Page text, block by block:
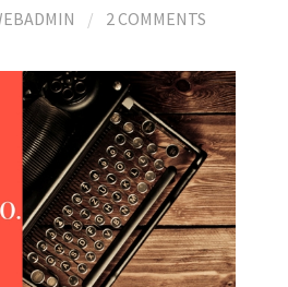
/ 2 COMMENTS